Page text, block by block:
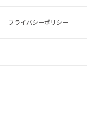
プライバシーポリシー